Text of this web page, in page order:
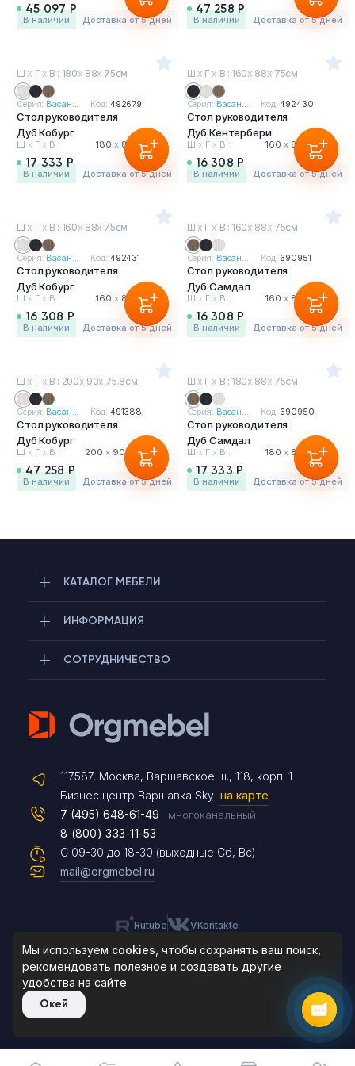
45 097 Р
в наличии Доставка от 5 дней
47 258 Р
в наличии Доставка от 5 дней
Ш х Г х В : 180х 88х 75см
Серия: Васан... Код: 492679
Стол руководителя
Дуб Кобург
Ш х Г х В : 180 х88 х75 см
17 333 Р
в наличии Доставка от 5 дней
Ш х Г х В : 160х 88х 75см
Серия: Васан... Код:492430
Стол руководителя
Дуб Кентербери
Ш х Г х В : 160 х 88 х75 см
16 308 Р
в наличии Доставка от 5 дней
Ш х Г х В : 160х 88х 75см
Серия: Васан... Код: 492431
Стол руководителя
Дуб Кобург
Ш х Г х В : 160 х88 х75 см
16 308 Р
в наличии Доставка от 5 дней
Ш х Г х В : 160х 88х 75см
Серия: Васан... Код: 690951
Стол руководителя
Дуб Самдал
Ш х Г х В : 160 х 88 х75 см
16 308 Р
в наличии Доставка от 5 дней
Ш х Г х В : 200х 90х 75.8см
Серия: Васан... Код: 491388
Стол руководителя
Дуб Кобург
Ш х Г х В : 200 х90 75.8 см
47 258 Р
в наличии Доставка от 5 дней
Ш х Г х В : 180х 88х 75см
Серия: Васан... Код: 690950
Стол руководителя
Дуб Самдал
Ш х Г х В : 180 х 88 х75 см
17 333 Р
в наличии Доставка от 5 дней
КАТАЛОГ МЕБЕЛИ
ИНФОРМАЦИЯ
СОТРУДНИЧЕСТВО
117587, Москва, Варшавское ш., 118, корп. 1
Бизнес центр Варшавка Sky на карте
С 09-30 до 18-30 (выходные Сб, Вс)
7 (495) 648-61-49 многоканальный
8 (800) 333-11-53
mail@orgmebel.ru
Rutube VKontakte
Продажа офисной мебели.
Все права защищены.
Telegram
Max
Чат на сайте
8 (495) 183-47-87
По будням с 09:30 до 18:30
Мы используем cookies , чтобы сохранять ваш поиск,
рекомендовать полезное и создавать другие
удобства на сайте
Окей